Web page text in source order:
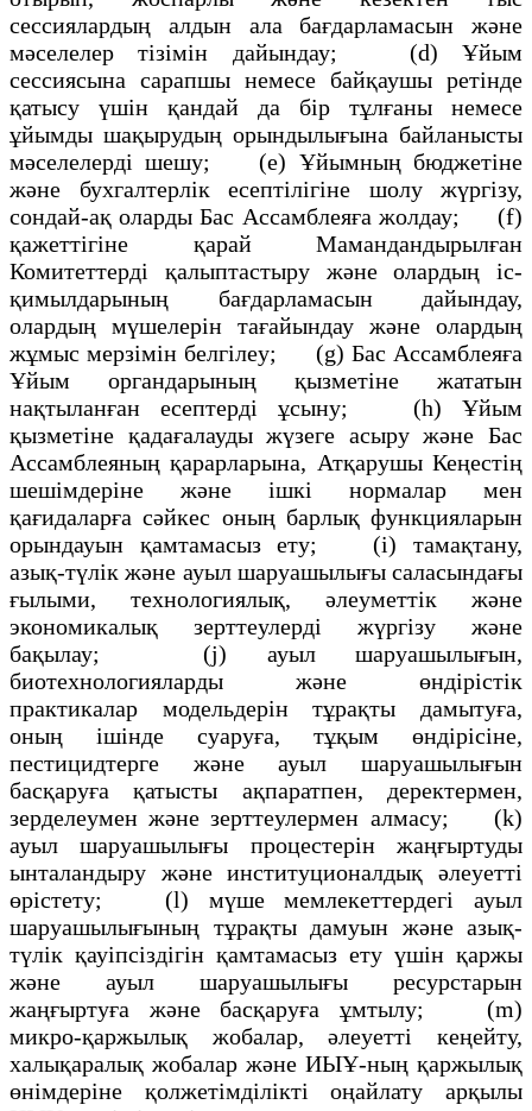
сессиялардың алдын ала бағдарламасын және
мәселелер тізімін дайындау; (d) Ұйым
сессиясына сарапшы немесе байқаушы ретінде
қатысу үшін қандай да бір тұлғаны немесе
ұйымды шақырудың орындылығына байланысты
мәселелерді шешу; (е) Ұйымның бюджетіне
және бухгалтерлік есептілігіне шолу жүргізу,
сондай-ақ оларды Бас Ассамблеяға жолдау; (f)
қажеттігіне қарай Мамандандырылған
Комитеттерді қалыптастыру және олардың іс-
қимылдарының бағдарламасын дайындау,
олардың мүшелерін тағайындау және олардың
жұмыс мерзімін белгілеу; (g) Бас Ассамблеяға
Ұйым органдарының қызметіне жататын
нақтыланған есептерді ұсыну; (h) Ұйым
қызметіне қадағалауды жүзеге асыру және Бас
Ассамблеяның қарарларына, Атқарушы Кеңестің
шешімдеріне және ішкі нормалар мен
қағидаларға сәйкес оның барлық функцияларын
орындауын қамтамасыз ету; (і) тамақтану,
азық-түлік және ауыл шаруашылығы саласындағы
ғылыми, технологиялық, әлеуметтік және
экономикалық зерттеулерді жүргізу және
бақылау; (j) ауыл шаруашылығын,
биотехнологияларды және өндірістік
практикалар модельдерін тұрақты дамытуға,
оның ішінде суаруға, тұқым өндірісіне,
пестицидтерге және ауыл шаруашылығын
басқаруға қатысты ақпаратпен, деректермен,
зерделеумен және зерттеулермен алмасу; (k)
ауыл шаруашылығы процестерін жаңғыртуды
ынталандыру және институционалдық әлеуетті
өрістету; (l) мүше мемлекеттердегі ауыл
шаруашылығының тұрақты дамуын және азық-
түлік қауіпсіздігін қамтамасыз ету үшін қаржы
және ауыл шаруашылығы ресурстарын
жаңғыртуға және басқаруға ұмтылу; (m)
микро-қаржылық жобалар, әлеуетті кеңейту,
халықаралық жобалар және ИЫҰ-ның қаржылық
өнімдеріне қолжетімділікті оңайлату арқылы